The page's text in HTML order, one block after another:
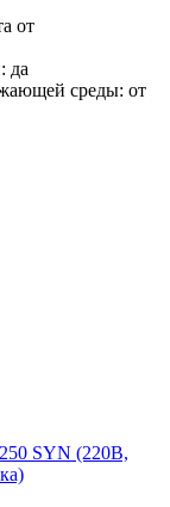
от
да
среды: от
SYN (220В,